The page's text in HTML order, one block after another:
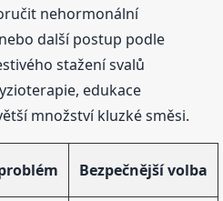
nehormonální
další postup podle
stažení svalů
edukace
množství kluzké směsi.
Bezpečnější volba